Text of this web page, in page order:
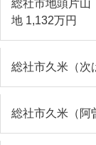
総社市地頭片山
地 1,132万円
総社市久米（次
総社市久米（阿